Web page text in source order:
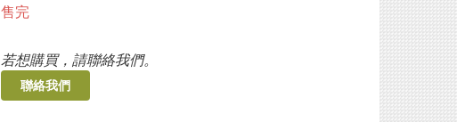
售完
若想購買，請聯絡我們。
聯絡我們